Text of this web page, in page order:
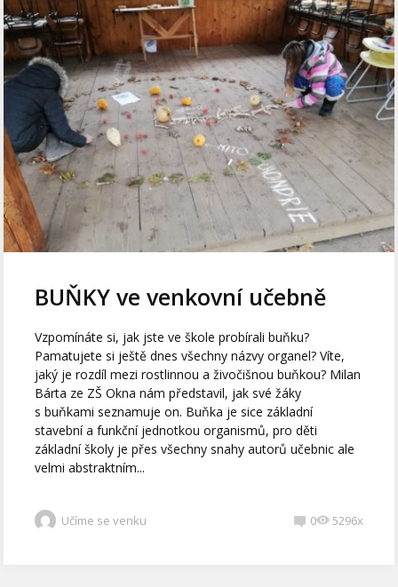
BUŇKY ve venkovní učebně
Vzpomínáte si, jak jste ve škole probírali buňku?
Pamatujete si ještě dnes všechny názvy organel? Víte,
jaký je rozdíl mezi rostlinnou a živočišnou buňkou? Milan
Bárta ze ZŠ Okna nám představil, jak své žáky
s buňkami seznamuje on. Buňka je sice základní
stavební a funkční jednotkou organismů, pro děti
základní školy je přes všechny snahy autorů učebnic ale
velmi abstraktním...
Učíme se venku 0 5296x